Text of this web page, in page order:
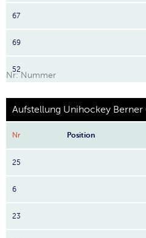
67
69
52
Nr: Nummer
Aufstellung Unihockey Berner
Nr Position
25
6
23